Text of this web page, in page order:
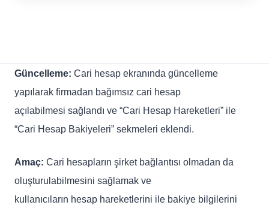
Güncelleme: Cari hesap ekranında güncelleme
yapılarak firmadan bağımsız cari hesap
açılabilmesi sağlandı ve “Cari Hesap Hareketleri” ile
“Cari Hesap Bakiyeleri” sekmeleri eklendi.
Amaç: Cari hesapların şirket bağlantısı olmadan da
oluşturulabilmesini sağlamak ve
kullanıcıların hesap hareketlerini ile bakiye bilgilerini